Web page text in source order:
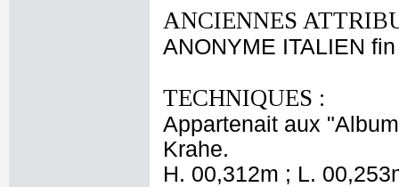
ANCIENNES
ANONYME ITALIEN
TECHNIQUES :
Appartenait aux
Krahe.
H. 00,312m ; L.